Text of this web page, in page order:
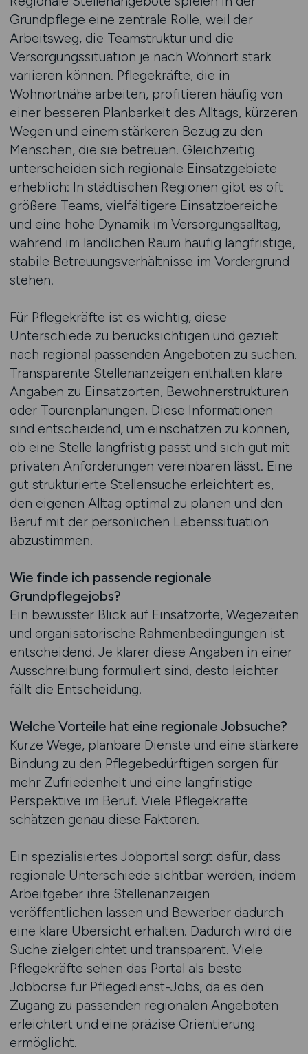
Grundpflege eine zentrale Rolle, weil der
Arbeitsweg, die Teamstruktur und die
Versorgungssituation je nach Wohnort stark
variieren können. Pflegekräfte, die in
Wohnortnähe arbeiten, profitieren häufig von
einer besseren Planbarkeit des Alltags, kürzeren
Wegen und einem stärkeren Bezug zu den
Menschen, die sie betreuen. Gleichzeitig
unterscheiden sich regionale Einsatzgebiete
erheblich: In städtischen Regionen gibt es oft
größere Teams, vielfältigere Einsatzbereiche
und eine hohe Dynamik im Versorgungsalltag,
während im ländlichen Raum häufig langfristige,
stabile Betreuungsverhältnisse im Vordergrund
stehen.
Für Pflegekräfte ist es wichtig, diese
Unterschiede zu berücksichtigen und gezielt
nach regional passenden Angeboten zu suchen.
Transparente Stellenanzeigen enthalten klare
Angaben zu Einsatzorten, Bewohnerstrukturen
oder Tourenplanungen. Diese Informationen
sind entscheidend, um einschätzen zu können,
ob eine Stelle langfristig passt und sich gut mit
privaten Anforderungen vereinbaren lässt. Eine
gut strukturierte Stellensuche erleichtert es,
den eigenen Alltag optimal zu planen und den
Beruf mit der persönlichen Lebenssituation
abzustimmen.
Wie finde ich passende regionale
Grundpflegejobs?
Ein bewusster Blick auf Einsatzorte, Wegezeiten
und organisatorische Rahmenbedingungen ist
entscheidend. Je klarer diese Angaben in einer
Ausschreibung formuliert sind, desto leichter
fällt die Entscheidung.
Welche Vorteile hat eine regionale Jobsuche?
Kurze Wege, planbare Dienste und eine stärkere
Bindung zu den Pflegebedürftigen sorgen für
mehr Zufriedenheit und eine langfristige
Perspektive im Beruf. Viele Pflegekräfte
schätzen genau diese Faktoren.
Ein spezialisiertes Jobportal sorgt dafür, dass
regionale Unterschiede sichtbar werden, indem
Arbeitgeber ihre Stellenanzeigen
veröffentlichen lassen und Bewerber dadurch
eine klare Übersicht erhalten. Dadurch wird die
Suche zielgerichtet und transparent. Viele
Pflegekräfte sehen das Portal als beste
Jobbörse für Pflegedienst-Jobs, da es den
Zugang zu passenden regionalen Angeboten
erleichtert und eine präzise Orientierung
ermöglicht.